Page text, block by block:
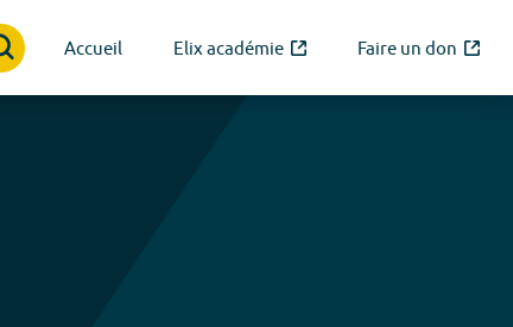
Accueil Elix académie Faire un don